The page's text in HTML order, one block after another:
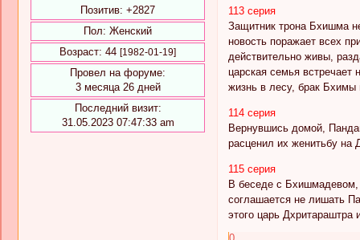
Позитив: +2827
Пол: Женский
Возраст: 44 [1982-01-19]
Провел на форуме:
3 месяца 26 дней
Последний визит:
31.05.2023 07:47:33 am
113 серия
Защитник трона Бхишма
новость поражает всех
действительно живы,
царская семья
жизнь в лесу, брак Бхимы
114 серия
Вернувшись домой,
расценил их женитьбу на
115 серия
В беседе с Бхишмадевом,
соглашается не лишать
этого царь Дхритараштра